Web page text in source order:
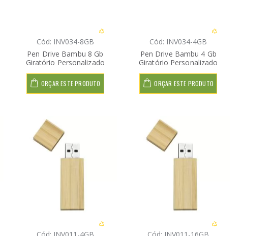
Cód: INV034-8GB
Pen Drive Bambu 8 Gb
Giratório Personalizado
ORÇAR ESTE PRODUTO
Cód: INV034-4GB
Pen Drive Bambu 4 Gb
Giratório Personalizado
ORÇAR ESTE PRODUTO